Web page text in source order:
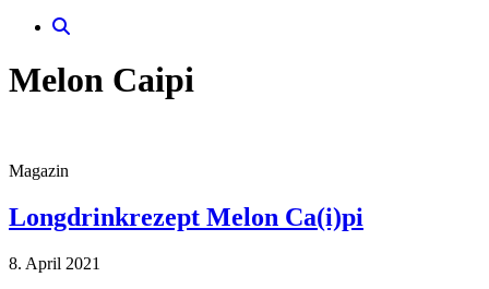
Melon Caipi
Magazin
Longdrinkrezept Melon Ca(i)pi
8. April 2021